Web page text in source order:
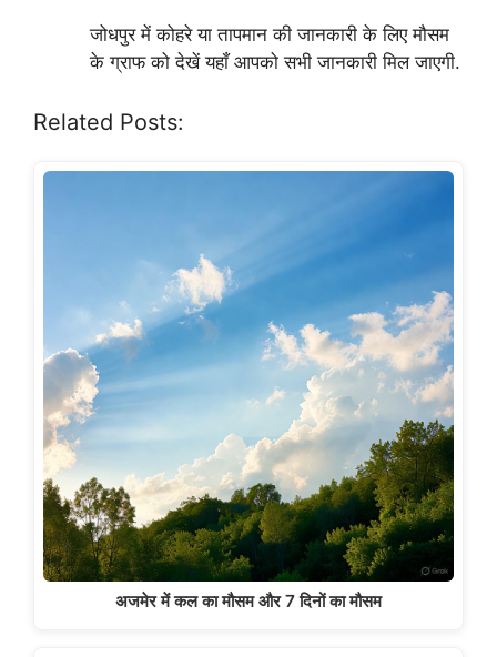
जोधपुर में कोहरे या तापमान की जानकारी के लिए मौसम
के ग्राफ को देखें यहाँ आपको सभी जानकारी मिल जाएगी.
Related Posts:
अजमेर में कल का मौसम और 7 दिनों का मौसम